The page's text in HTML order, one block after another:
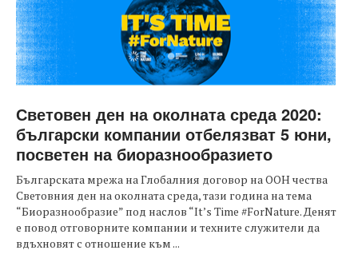
Световен ден на околната среда 2020:
български компании отбелязват 5 юни,
посветен на биоразнообразието
Българската мрежа на Глобалния договор на ООН чества
Световния ден на околната среда, тази година на тема
“Биоразнообразие” под наслов “It’s Time #ForNature. Денят
е повод отговорните компании и техните служители да
вдъхновят с отношение към ...